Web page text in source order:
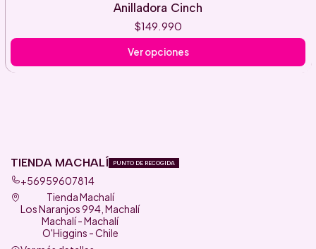
Anilladora Cinch
$149.990
Ver opciones
TIENDA MACHALÍ PUNTO DE RECOGIDA
+56959607814
Tienda Machalí
Los Naranjos 994, Machalí
Machalí - Machalí
O'Higgins - Chile